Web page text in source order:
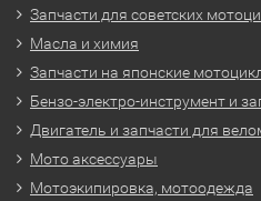
Запчасти для советских
Масла и химия
Запчасти на японские
Бензо-электро-инструмент и
Двигатель и запчасти для
Мото аксессуары
Мотоэкипировка, мотоодежда